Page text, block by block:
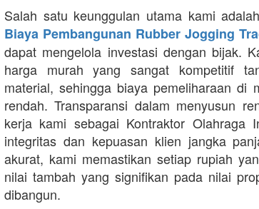
Salah satu keunggulan utama kami
Biaya Pembangunan Rubber Jogging
dapat mengelola investasi dengan bijak.
harga murah yang sangat kompetitif
material, sehingga biaya pemeliharaan di
rendah. Transparansi dalam menyusun
kerja kami sebagai Kontraktor Olahraga
integritas dan kepuasan klien jangka
akurat, kami memastikan setiap rupiah
nilai tambah yang signifikan pada nilai
dibangun.